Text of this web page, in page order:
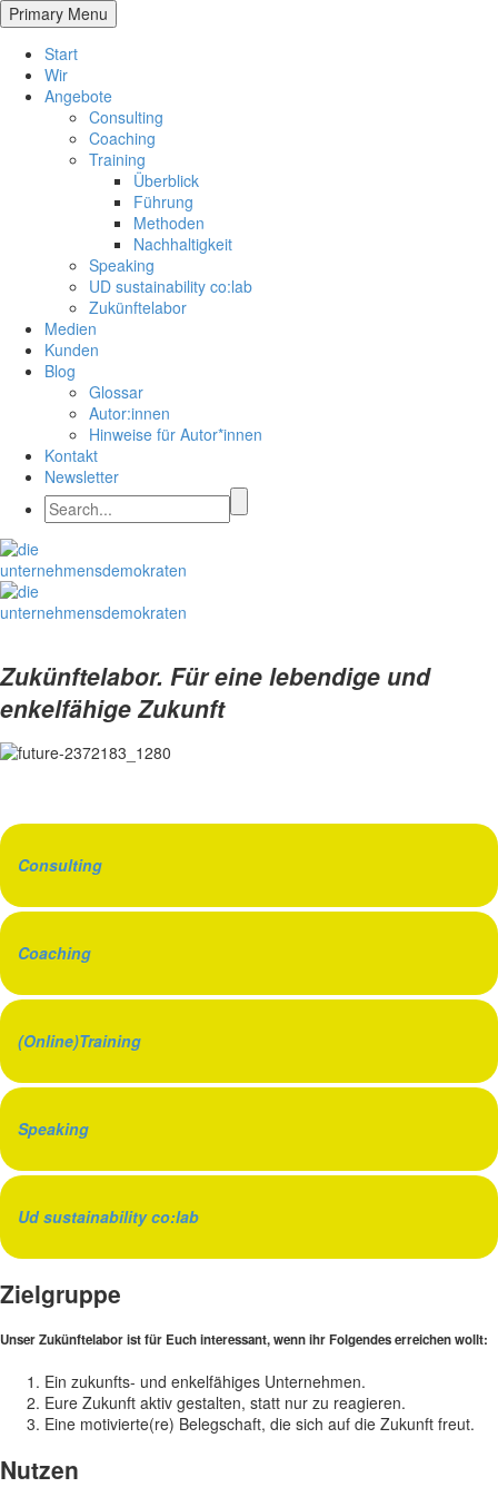
Primary Menu
Start
Wir
Angebote
Consulting
Coaching
Training
Überblick
Führung
Methoden
Nachhaltigkeit
Speaking
UD sustainability co:lab
Zukünftelabor
Medien
Kunden
Blog
Glossar
Autor:innen
Hinweise für Autor*innen
Kontakt
Newsletter
Zukünftelabor. Für eine lebendige und
enkelfähige Zukunft
Consulting
Coaching
(Online)Training
Speaking
Ud sustainability co:lab
Zielgruppe
Unser Zukünftelaborist für Euch interessant, wenn ihr Folgendes erreichen wollt:
Ein zukunfts- und enkelfähiges Unternehmen.
Eure Zukunft aktiv gestalten, statt nur zu reagieren.
Eine motivierte(re) Belegschaft, die sich auf die Zukunft freut.
Nutzen